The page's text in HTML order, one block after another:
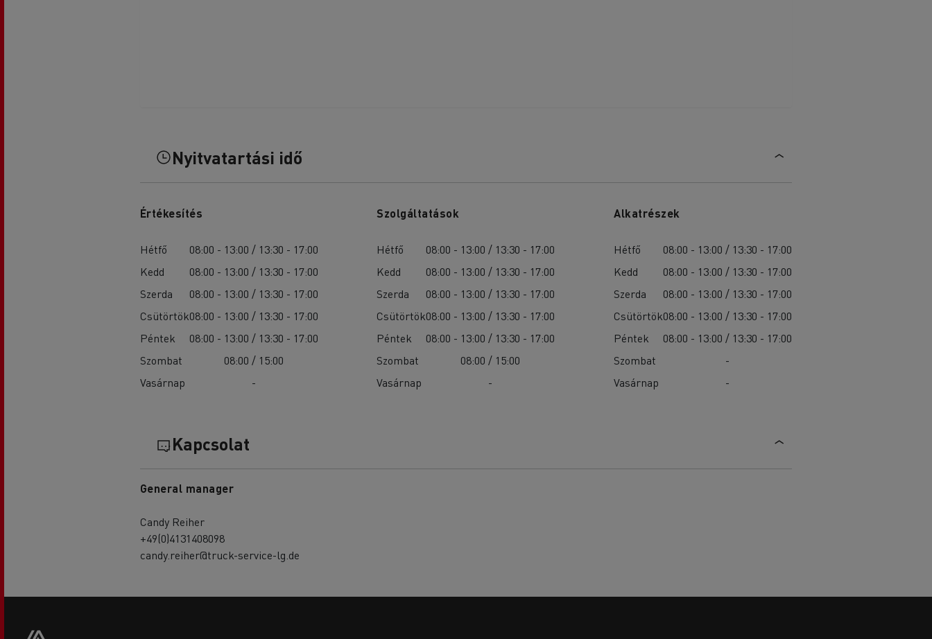
Nyitvatartási idő
Értékesítés
Hétfő
08:00 - 13:00 / 13:30 - 17:00
Kedd
08:00 - 13:00 / 13:30 - 17:00
Szerda
08:00 - 13:00 / 13:30 - 17:00
Csütörtök08:00 - 13:00 / 13:30 - 17:00
Péntek
08:00 - 13:00 / 13:30 - 17:00
Szombat
08:00 / 15:00
Vasárnap
-
Szolgáltatások
Hétfő
08:00 - 13:00 / 13:30 - 17:00
Kedd
08:00 - 13:00 / 13:30 - 17:00
Szerda
08:00 - 13:00 / 13:30 - 17:00
Csütörtök08:00 - 13:00 / 13:30 - 17:00
Péntek
08:00 - 13:00 / 13:30 - 17:00
Szombat
08:00 / 15:00
Vasárnap
-
Alkatrészek
Hétfő
08:00 - 13:00 / 13:30 - 17:00
Kedd
08:00 - 13:00 / 13:30 - 17:00
Szerda
08:00 - 13:00 / 13:30 - 17:00
Csütörtök08:00 - 13:00 / 13:30 - 17:00
Péntek
08:00 - 13:00 / 13:30 - 17:00
Szombat
-
Vasárnap
-
Kapcsolat
General manager
Candy Reiher
+49(0)4131408098
candy.reiher@truck-service-lg.de